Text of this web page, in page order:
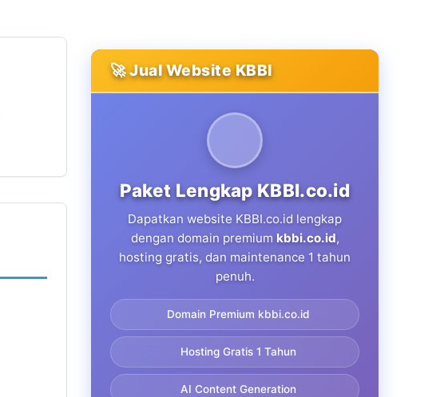
🚀 Jual Website KBBI
Paket Lengkap KBBI.co.id
Dapatkan website KBBI.co.id lengkap
dengan domain premium kbbi.co.id,
hosting gratis, dan maintenance 1 tahun
penuh.
Domain Premium kbbi.co.id
Hosting Gratis 1 Tahun
AI Content Generation